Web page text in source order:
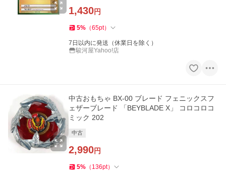
1,430円
5% （65pt）
7日以内に発送（休業日を除く）
駿河屋Yahoo!店
中古おもちゃ BX-00 ブレード フェニックスフ
ェザーブレード 「BEYBLADE X」 コロコロコ
ミック 202
中古
2,990円
5% （ 136pt）